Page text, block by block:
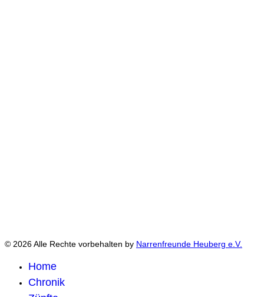
© 2026 Alle Rechte vorbehalten by Narrenfreunde Heuberg e.V.
Home
Chronik